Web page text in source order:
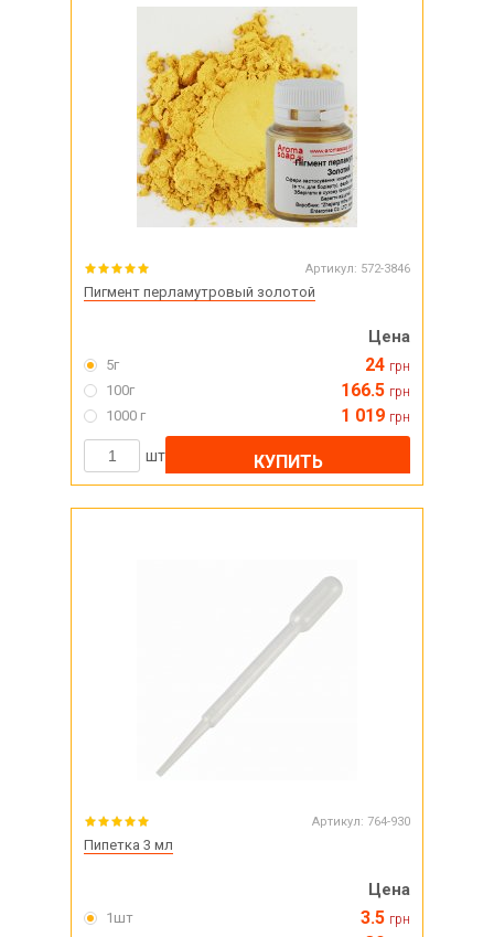
Артикул: 572-3846
Пигмент перламутровый золотой
Цена
5г 24 грн
100г 166.5 грн
1000 г 1 019 грн
шт КУПИТЬ
Артикул: 764-930
Пипетка 3 мл
Цена
1шт 3.5 грн